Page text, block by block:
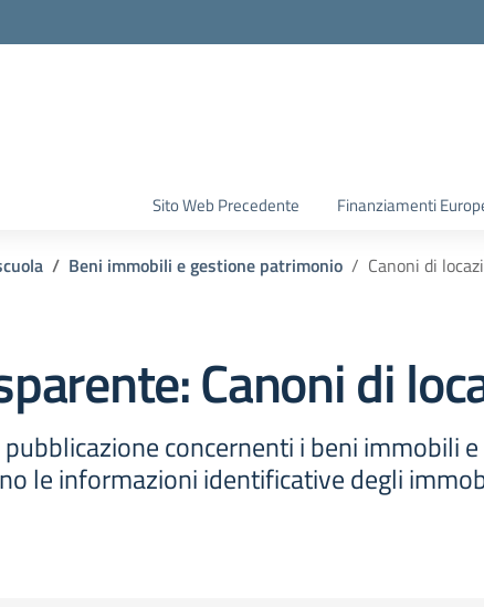
Sito Web Precedente Finanziamenti
Beni immobili e gestione patrimonio Canoni di
Canoni di
concernenti i beni immobili
le informazioni identificative degli